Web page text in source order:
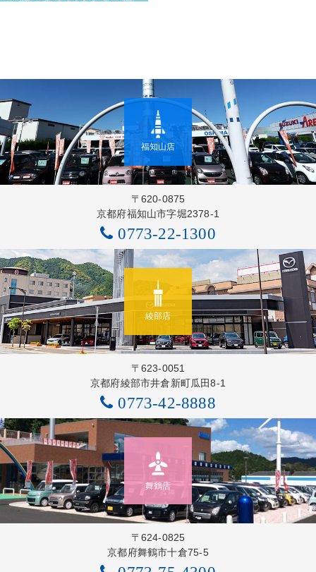
福知山店
〒620-0875
京都府福知山市字堀2378-1
0773-22-1300
綾部店
〒623-0051
京都府綾部市井倉新町瓜田8-1
0773-42-8888
舞鶴店
〒624-0825
京都府舞鶴市十倉75-5